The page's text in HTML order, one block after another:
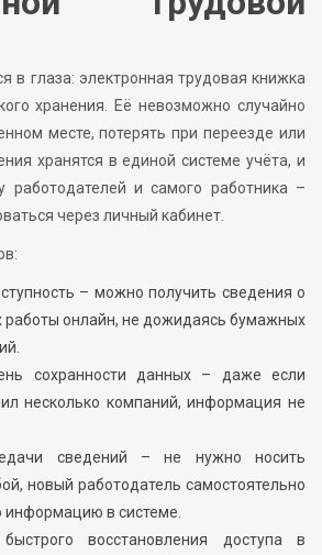
в глаза: электронная трудовая книжка
хранения. Её невозможно случайно
месте, потерять при переезде или
хранятся в единой системе учёта, и
работодателей и самого работника –
через личный кабинет.
– можно получить сведения о
работы онлайн, не дожидаясь бумажных
сохранности данных – даже если
несколько компаний, информация не
сведений – не нужно носить
новый работодатель самостоятельно
информацию в системе.
восстановления доступа в